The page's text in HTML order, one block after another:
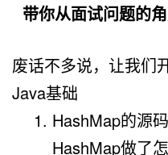
带你从面试问题的
废话不多说，让我们
Java基础
HashMap的源
HashMap做了